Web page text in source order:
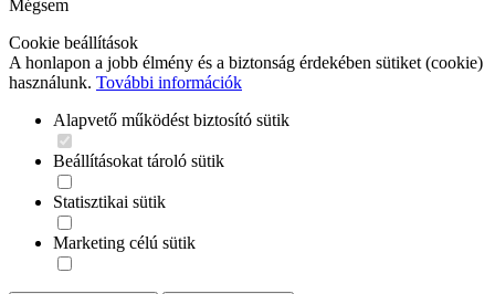
Mégsem
Cookie beállítások
A honlapon a jobb élmény és a biztonság érdekében sütiket (cookie)
használunk. További információk
Alapvető működést biztosító sütik
Beállításokat tároló sütik
Statisztikai sütik
Marketing célú sütik